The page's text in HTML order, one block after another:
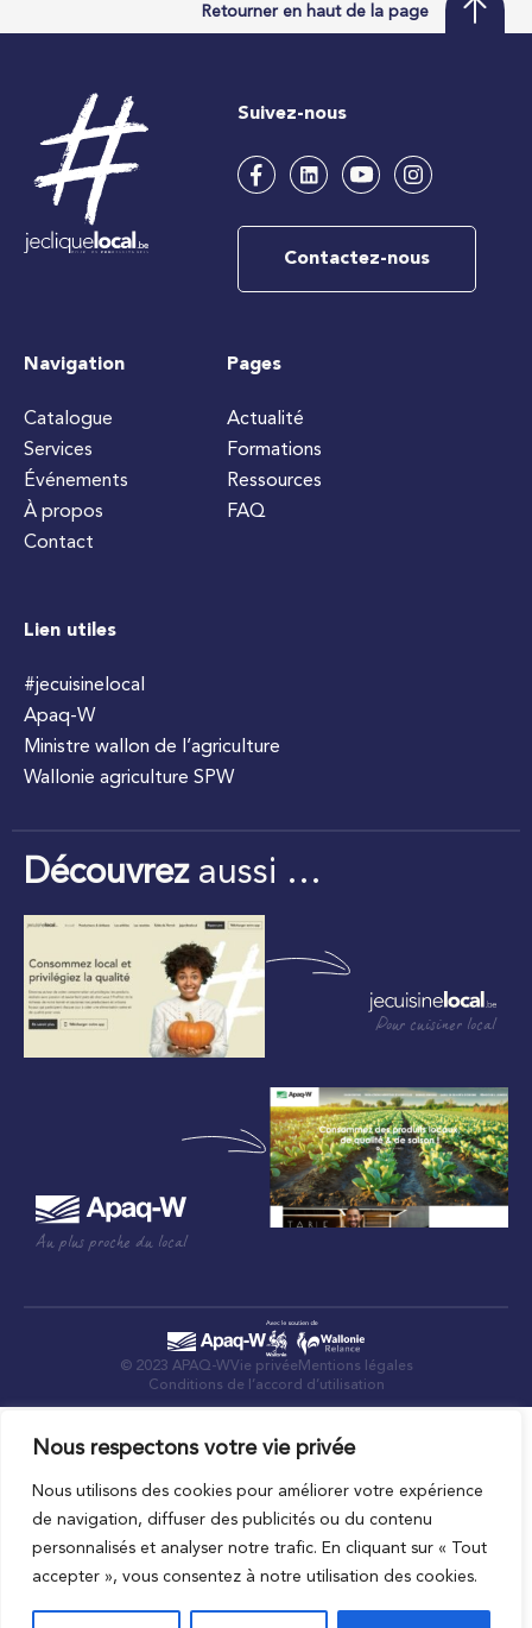
Nous respectons votre vie privée
Nous utilisons des cookies pour améliorer votre expérience
de navigation, diffuser des publicités ou du contenu
personnalisés et analyser notre trafic. En cliquant sur « Tout
accepter », vous consentez à notre utilisation des cookies.
Retourner en haut de la page
Suivez-nous
Contactez-nous
Navigation
Catalogue
Services
Événements
À propos
Contact
Pages
Actualité
Formations
Ressources
FAQ
Lien utiles
#jecuisinelocal
Apaq-W
Ministre wallon de l’agriculture
Wallonie agriculture SPW
Découvrezaussi …
Pour cuisiner local
Au plus proche du local
© 2023 APAQ-WVie privée Mentions légales
Conditions de l’accord d’utilisation